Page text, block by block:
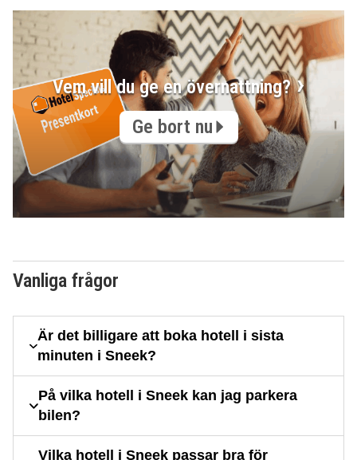
Vem vill du ge en övernattning?
Ge bort nu
Vanliga frågor
Är det billigare att boka hotell i sista
minuten i Sneek?
På vilka hotell i Sneek kan jag parkera
bilen?
Vilka hotell i Sneek passar bra för